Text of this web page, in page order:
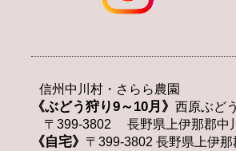
信州中川村・さらら農園
《ぶどう狩り9～10月》 西原ぶど
〒399-3802 長野県上伊那郡中
《自宅》 〒399-3802 長野県上伊